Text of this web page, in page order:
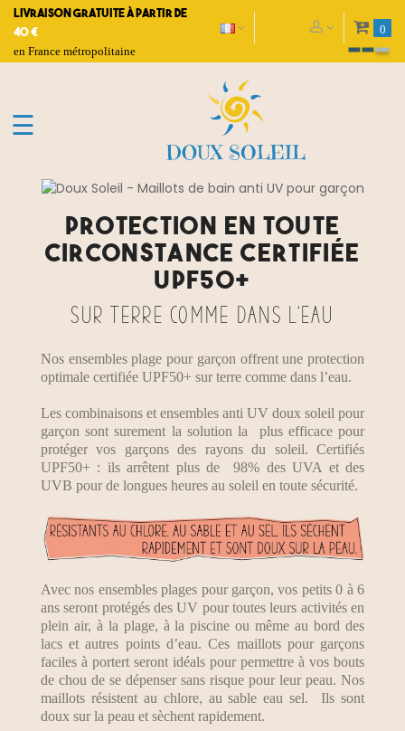
Livraison gratuite à partir de
40 €
en France métropolitaine
0
Basculer
navigation
☰
Protection en toute
circonstance certifiée
UPF50+
sur terre comme dans l’eau
Nos ensembles plage pour garçon offrent une protection
optimale certifiée UPF50+ sur terre comme dans l’eau.
Les combinaisons et ensembles anti UV doux soleil pour
garçon sont surement la solution la plus efficace pour
protéger vos garçons des rayons du soleil. Certifiés
UPF50+ : ils arrêtent plus de 98% des UVA et des
UVB pour de longues heures au soleil en toute sécurité.
Avec nos ensembles plages pour garçon, vos petits 0 à 6
ans seront protégés des UV pour toutes leurs activités en
plein air, à la plage, à la piscine ou même au bord des
lacs et autres points d’eau. Ces maillots pour garçons
faciles à portert seront idéals pour permettre à vos bouts
de chou de se dépenser sans risque pour leur peau. Nos
maillots résistent au chlore, au sable eau sel. Ils sont
doux sur la peau et sèchent rapidement.